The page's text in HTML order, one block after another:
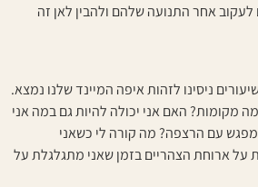
אחר התנועה שלהם ולהבין לאן זה
ניסינו לזהות איפה המיינד שלנו נמצא.
מקומות? האם אני יכולה להיות גם במה אני
עם הרצפה? מה קורה לי כשאני
על ארוחת הצהריים בזמן שאני מתגלגלת על